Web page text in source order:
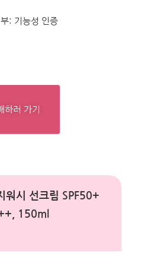
: 기능성 인증
하러 가기
워시 선크림 SPF50+
150ml